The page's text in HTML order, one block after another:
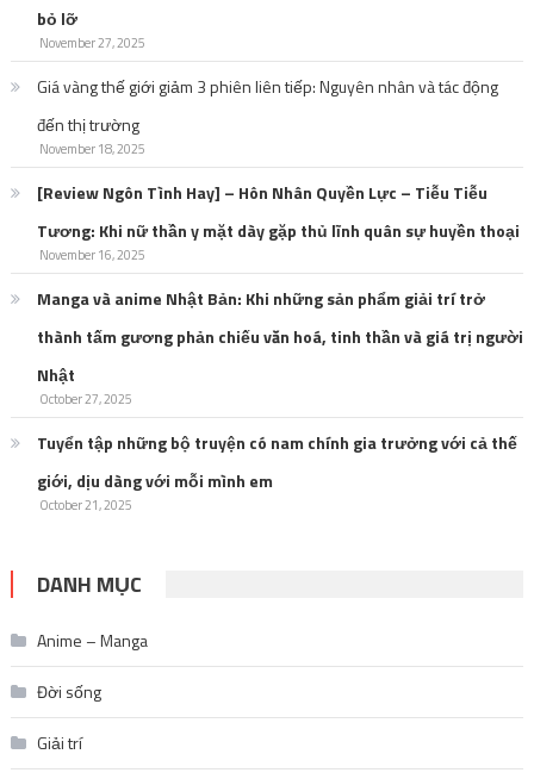
bỏ lỡ
November 27, 2025
Giá vàng thế giới giảm 3 phiên liên tiếp: Nguyên nhân và tác động
đến thị trường
November 18, 2025
[Review Ngôn Tình Hay] – Hôn Nhân Quyền Lực – Tiễu Tiễu
Tương: Khi nữ thần y mặt dày gặp thủ lĩnh quân sự huyền thoại
November 16, 2025
Manga và anime Nhật Bản: Khi những sản phẩm giải trí trở
thành tấm gương phản chiếu văn hoá, tinh thần và giá trị người
Nhật
October 27, 2025
Tuyển tập những bộ truyện có nam chính gia trưởng với cả thế
giới, dịu dàng với mỗi mình em
October 21, 2025
DANH MỤC
Anime – Manga
Đời sống
Giải trí